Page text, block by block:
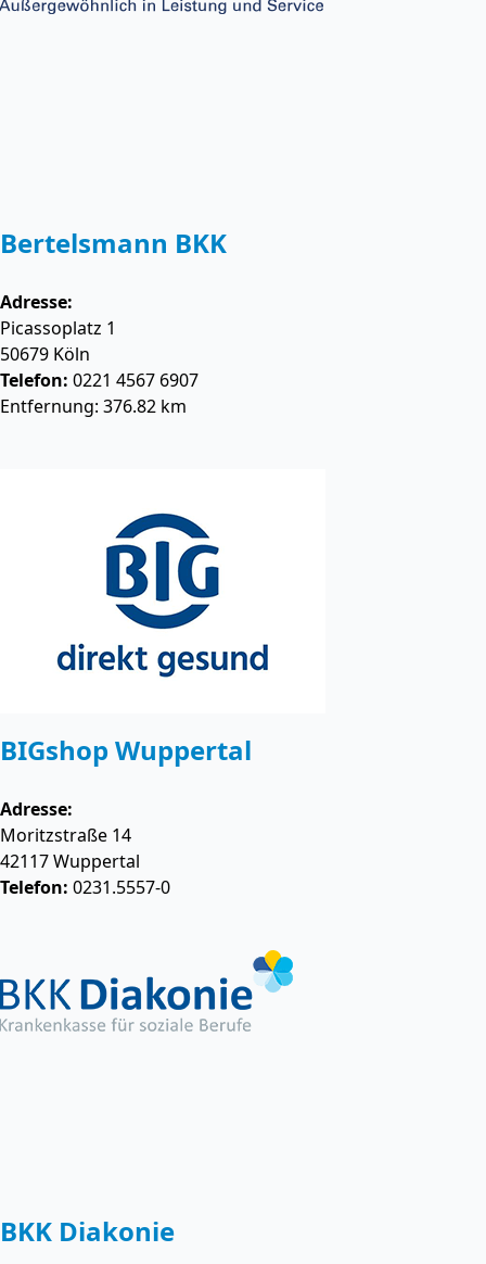
Bertelsmann BKK
Adresse:
Picassoplatz 1
50679 Köln
Telefon: 0221 4567 6907
Entfernung: 376.82 km
BIGshop Wuppertal
Adresse:
Moritzstraße 14
42117Wuppertal
Telefon: 0231.5557-0
BKK Diakonie